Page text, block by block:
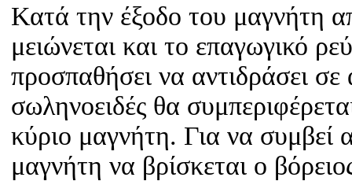
Κατά την έξοδο του μαγνήτη
μειώνεται και το επαγωγικό
προσπαθήσει να αντιδράσει
σωληνοειδές θα
κύριο μαγνήτη. Για να συμβεί
μαγνήτη να βρίσκεται ο